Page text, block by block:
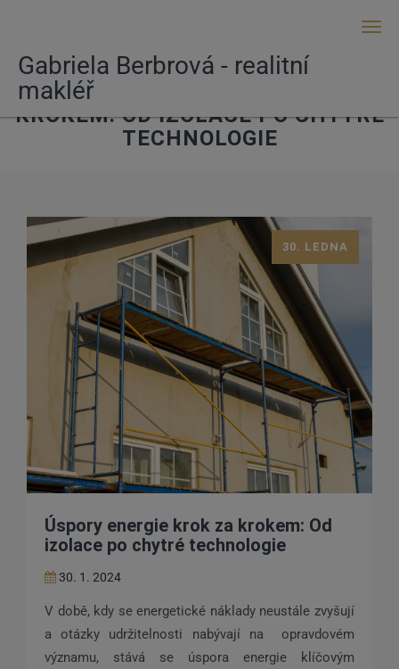
Gabriela Berbrová - realitní
makléřÚSPORY ENERGIE KROK ZA
KROKEM: OD IZOLACE PO CHYTRÉ
TECHNOLOGIE
Úspory energie krok za krokem: Od
izolace po chytré technologie
30. 1. 2024
30. LEDNA
V době, kdy se energetické náklady neustále zvyšují
a otázky udržitelnosti nabývají na opravdovém
významu, stává se úspora energie klíčovým